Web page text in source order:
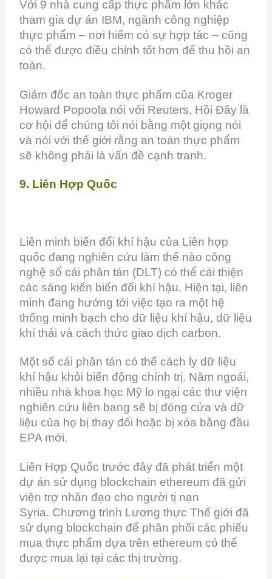
Với 9 nhà cung cấp thực phẩm lớn khác
tham gia dự án IBM, ngành công nghiệp
thực phẩm – nơi hiếm có sự hợp tác – cũng
có thể được điều chỉnh tốt hơn để thu hồi an
toàn.
Giám đốc an toàn thực phẩm của Kroger
Howard Popoola nói với Reuters, Hồi Đây là
cơ hội để chúng tôi nói bằng một giọng nói
và nói với thế giới rằng an toàn thực phẩm
sẽ không phải là vấn đề cạnh tranh.
9. Liên Hợp Quốc
Liên minh biến đổi khí hậu của Liên hợp
quốc đang nghiên cứu làm thế nào công
nghệ sổ cái phân tán (DLT) có thể cải thiện
các sáng kiến ​​biến đổi khí hậu. Hiện tại, liên
minh đang hướng tới việc tạo ra một hệ
thống minh bạch cho dữ liệu khí hậu, dữ liệu
khí thải và cách thức giao dịch carbon.
Một sổ cái phân tán có thể cách ly dữ liệu
khí hậu khỏi biến động chính trị. Năm ngoái,
nhiều nhà khoa học Mỹ lo ngại các thư viện
nghiên cứu liên bang sẽ bị đóng cửa và dữ
liệu của họ bị thay đổi hoặc bị xóa bằng đầu
EPA mới.
Liên Hợp Quốc trước đây đã phát triển một
dự án sử dụng blockchain ethereum đã gửi
viện trợ nhân đạo cho người tị nạn
Syria. Chương trình Lương thực Thế giới đã
sử dụng blockchain để phân phối các phiếu
mua thực phẩm dựa trên ethereum có thể
được mua lại tại các thị trường.